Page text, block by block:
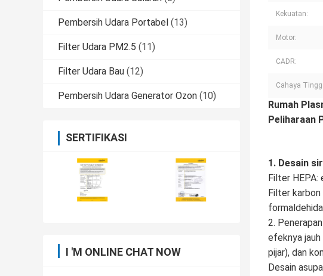
Pembersih Udara Portabel (13)
Filter Udara PM2.5 (11)
Filter Udara Bau (12)
Pembersih Udara Generator Ozon (10)
SERTIFIKASI
I 'M ONLINE CHAT NOW
Kekuatan:
Motor:
CADR:
Cahaya
Rumah
Peliharaan
1. Desain
Filter
Filter
2.
efeknya
pijar), dan
Desain